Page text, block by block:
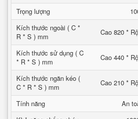
Trọng lượng
Kích thước ngoài ( C *
R * S ) mm
Cao 820 *
Kích thước sử dụng ( C
* R * S ) mm
Cao 440 *
Kích thước ngăn kéo (
C * R * S ) mm
Cao 210 *
Tính năng
An